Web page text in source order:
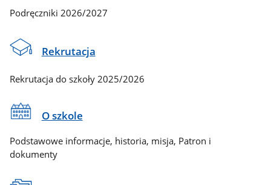
Podręczniki 2026/2027
Rekrutacja
Rekrutacja do szkoły 2025/2026
O szkole
Podstawowe informacje, historia, misja, Patron i
dokumenty